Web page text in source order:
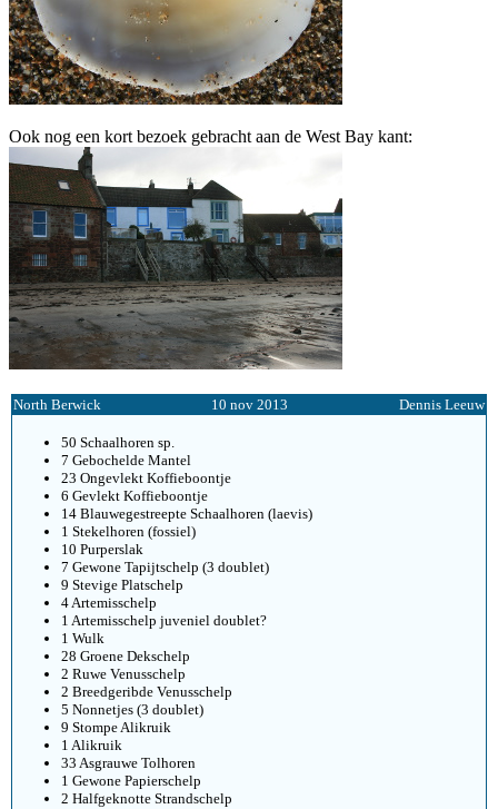
Ook nog een kort bezoek gebracht aan de West Bay kant:
North Berwick 10 nov 2013 Dennis Leeuw
50 Schaalhoren sp.
7 Gebochelde Mantel
23 Ongevlekt Koffieboontje
6 Gevlekt Koffieboontje
14 Blauwegestreepte Schaalhoren (laevis)
1 Stekelhoren (fossiel)
10 Purperslak
7 Gewone Tapijtschelp (3 doublet)
9 Stevige Platschelp
4 Artemisschelp
1 Artemisschelp juveniel doublet?
1 Wulk
28 Groene Dekschelp
2 Ruwe Venusschelp
2 Breedgeribde Venusschelp
5 Nonnetjes (3 doublet)
9 Stompe Alikruik
1 Alikruik
33 Asgrauwe Tolhoren
1 Gewone Papierschelp
2 Halfgeknotte Strandschelp